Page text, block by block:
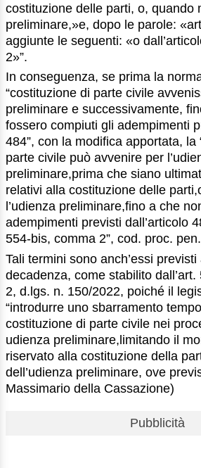
costituzione delle parti, o, quando
preliminare,»e, dopo le parole:
aggiunte le seguenti: «o
2»”.
In conseguenza, se prima la
“costituzione di parte civile
preliminare e successivamente,
fossero compiuti gli adempimenti
484”, con la modifica apportata, la
parte civile può avvenire per
preliminare,prima che siano
relativi alla costituzione delle
l’udienza preliminare,fino a che
adempimenti previsti dall’articolo
554-bis, comma 2”, cod. proc.
Tali termini sono anch’essi previsti
decadenza, come stabilito
2, d.lgs. n. 150/2022, poiché il
“introdurre uno sbarramento
costituzione di parte civile nei
udienza preliminare,limitando il
riservato alla costituzione della
dell’udienza preliminare, ove
Massimario della Cassazione)
Pubblicità